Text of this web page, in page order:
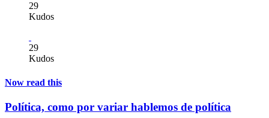
29
Kudos
29
Kudos
Now read this
Política, como por variar hablemos de política